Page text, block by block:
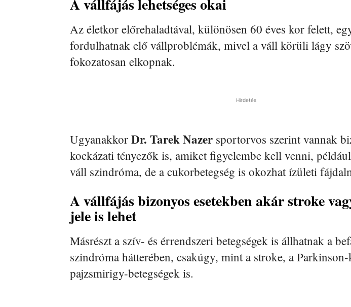
Az életkor előrehaladtával, különösen 60 éves kor felett,
fordulhatnak elő vállproblémák, mivel a váll körüli lágy
fokozatosan elkopnak.
Hirdetés
Ugyanakkor Dr. Tarek Nazer sportorvos szerint vannak
kockázati tényezők is, amiket figyelembe kell venni,
váll szindróma, de a cukorbetegség is okozhat ízületi
A vállfájás bizonyos esetekben akár stroke
jele is lehet
Másrészt a szív- és érrendszeri betegségek is állhatnak a
szindróma hátterében, csakúgy, mint a stroke, a
pajzsmirigy-betegségek is.